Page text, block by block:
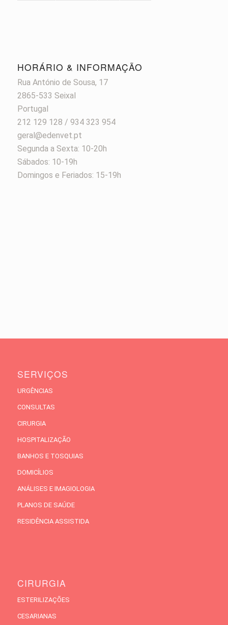
HORÁRIO & INFORMAÇÃO
Rua António de Sousa, 17
2865-533 Seixal
Portugal
212 129 128 / 934 323 954
geral@edenvet.pt
Segunda a Sexta: 10-20h
Sábados: 10-19h
Domingos e Feriados: 15-19h
SERVIÇOS
URGÊNCIAS
CONSULTAS
CIRURGIA
HOSPITALIZAÇÃO
BANHOS E TOSQUIAS
DOMICÍLIOS
ANÁLISES E IMAGIOLOGIA
PLANOS DE SAÚDE
RESIDÊNCIA ASSISTIDA
CIRURGIA
ESTERILIZAÇÕES
CESARIANAS